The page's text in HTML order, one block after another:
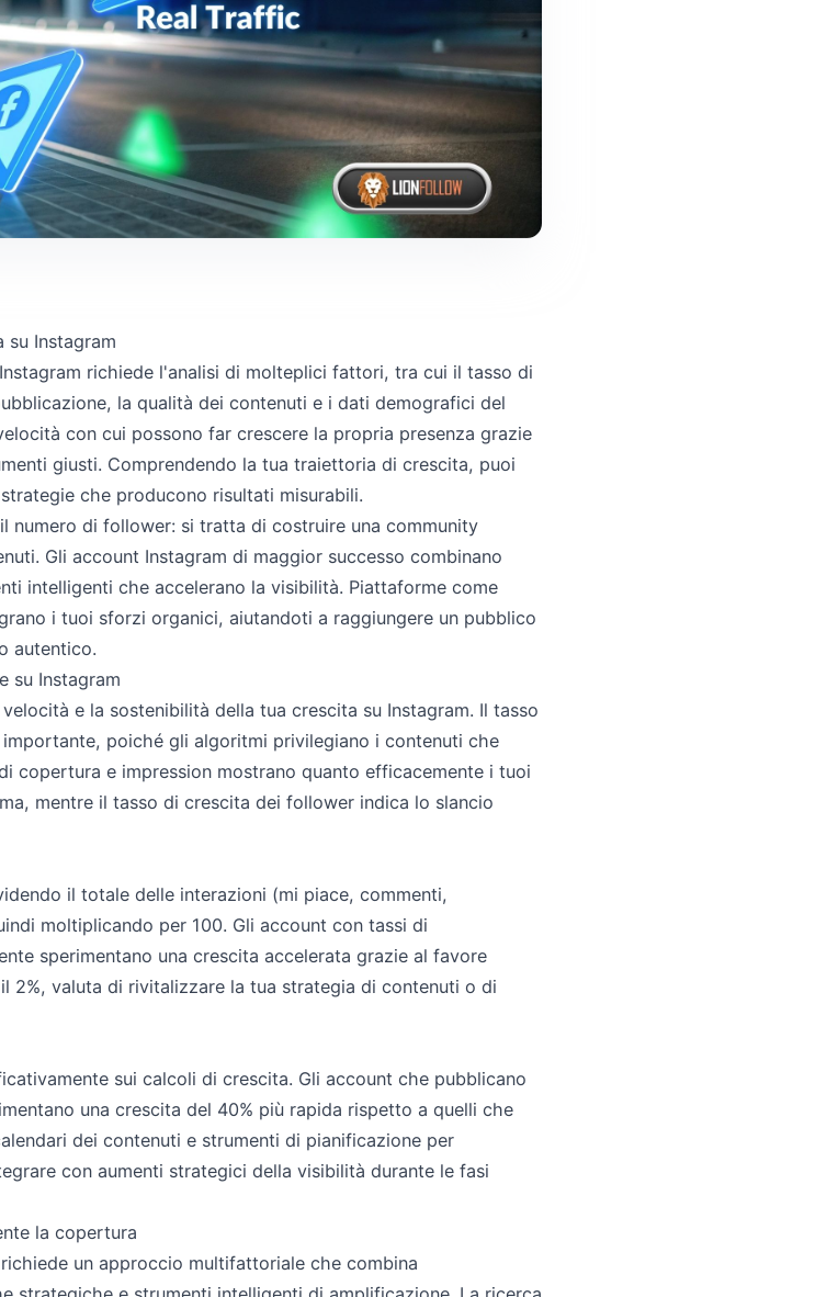
su Instagram
richiede l'analisi di molteplici fattori, tra cui il tasso di
la qualità dei contenuti e i dati demografici del
con cui possono far crescere la propria presenza grazie
giusti. Comprendendo la tua traiettoria di crescita, puoi
che producono risultati misurabili.
numero di follower: si tratta di costruire una community
Gli account Instagram di maggior successo combinano
intelligenti che accelerano la visibilità. Piattaforme come
i tuoi sforzi organici, aiutandoti a raggiungere un pubblico
autentico.
su Instagram
e la sostenibilità della tua crescita su Instagram. Il tasso
poiché gli algoritmi privilegiano i contenuti che
copertura e impression mostrano quanto efficacemente i tuoi
mentre il tasso di crescita dei follower indica lo slancio
il totale delle interazioni (mi piace, commenti,
moltiplicando per 100. Gli account con tassi di
sperimentano una crescita accelerata grazie al favore
2%, valuta di rivitalizzare la tua strategia di contenuti o di
sui calcoli di crescita. Gli account che pubblicano
una crescita del 40% più rapida rispetto a quelli che
dei contenuti e strumenti di pianificazione per
con aumenti strategici della visibilità durante le fasi
la copertura
un approccio multifattoriale che combina